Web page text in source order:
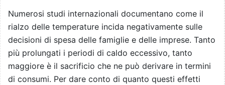
Numerosi studi internazionali documentano come il
rialzo delle temperature incida negativamente sulle
decisioni di spesa delle famiglie e delle imprese. Tanto
più prolungati i periodi di caldo eccessivo, tanto
maggiore è il sacrificio che ne può derivare in termini
di consumi. Per dare conto di quanto questi effetti